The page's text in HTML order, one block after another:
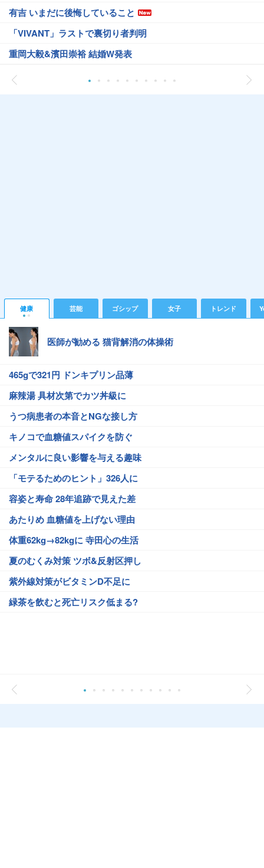
有吉 いまだに後悔していること
「VIVANT」ラストで裏切り者判明
重岡大毅&濱田崇裕 結婚W発表
健康 芸能 ゴシップ 女子 トレンド
医師が勧める 猫背解消の体操術
465gで321円 ドンキプリン品薄
麻辣湯 具材次第でカツ丼級に
うつ病患者の本音とNGな接し方
キノコで血糖値スパイクを防ぐ
メンタルに良い影響を与える趣味
「モテるためのヒント」326人に
容姿と寿命 28年追跡で見えた差
あたりめ 血糖値を上げない理由
体重62kg→82kgに 寺田心の生活
夏のむくみ対策 ツボ&反射区押し
紫外線対策がビタミンD不足に
緑茶を飲むと死亡リスク低まる?